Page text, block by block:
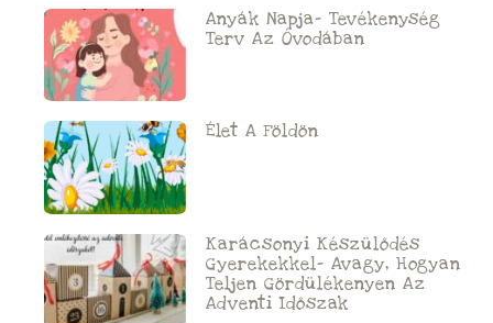
Anyák Napja- Tevékenység
Terv Az Óvodában
Élet A Földön
Karácsonyi Készülődés
Gyerekekkel- Avagy, Hogyan
Teljen Gördülékenyen Az
Adventi Időszak